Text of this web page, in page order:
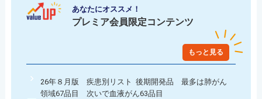
あなたにオススメ！
プレミア会員限定コンテンツ
もっと見る
26年８月版 疾患別リスト 後期開発品 最多は肺がん
領域67品目 次いで血液がん63品目